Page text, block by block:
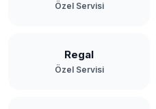
Özel Servisi
Regal
Özel Servisi